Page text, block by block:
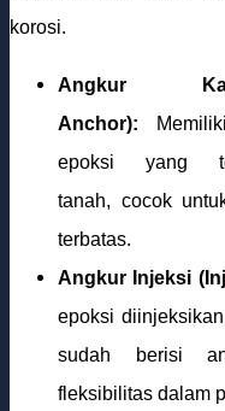
korosi.
Angkur
Anchor):
epoksi yang
tanah, cocok
terbatas.
Angkur Injeksi
epoksi
sudah berisi
fleksibilitas dalam